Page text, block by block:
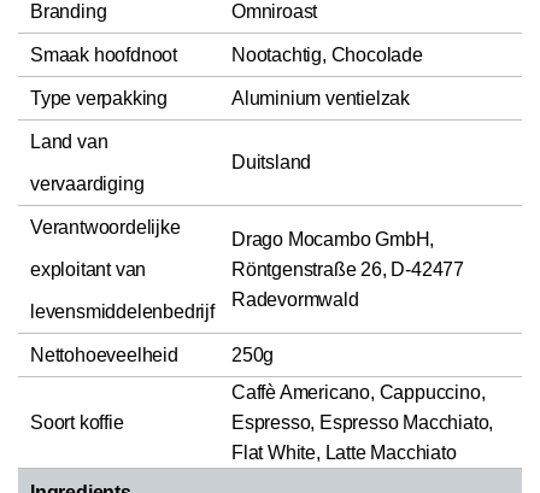
Branding Omniroast
Smaak hoofdnoot Nootachtig, Chocolade
Type verpakking Aluminium ventielzak
Land van
vervaardiging
Duitsland
Verantwoordelijke
exploitant van
levensmiddelenbedrijf
Drago Mocambo GmbH,
Röntgenstraße 26, D-42477
Radevormwald
Nettohoeveelheid 250g
Soort koffie
Caffè Americano, Cappuccino,
Espresso, Espresso Macchiato,
Flat White, Latte Macchiato